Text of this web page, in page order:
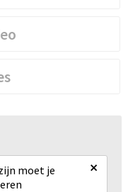
moet je
×